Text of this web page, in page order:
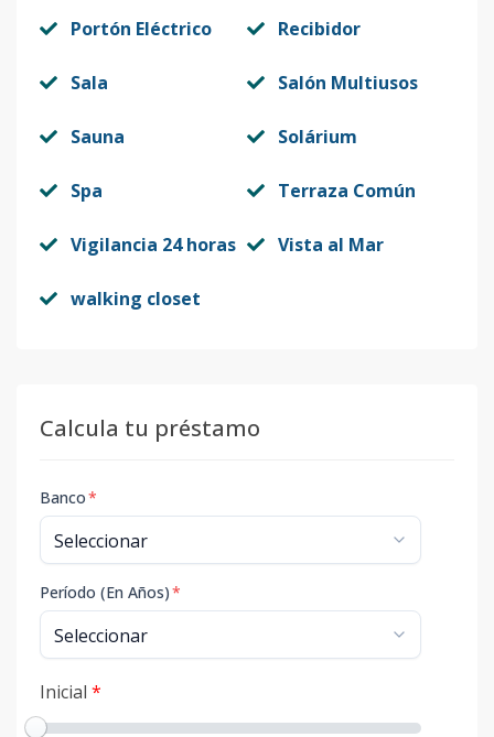
Portón Eléctrico Recibidor
Sala Salón Multiusos
Sauna Solárium
Spa Terraza Común
Vigilancia 24 horas Vista al Mar
walking closet
Calcula tu préstamo
Banco*
Período (En Años)*
Inicial *